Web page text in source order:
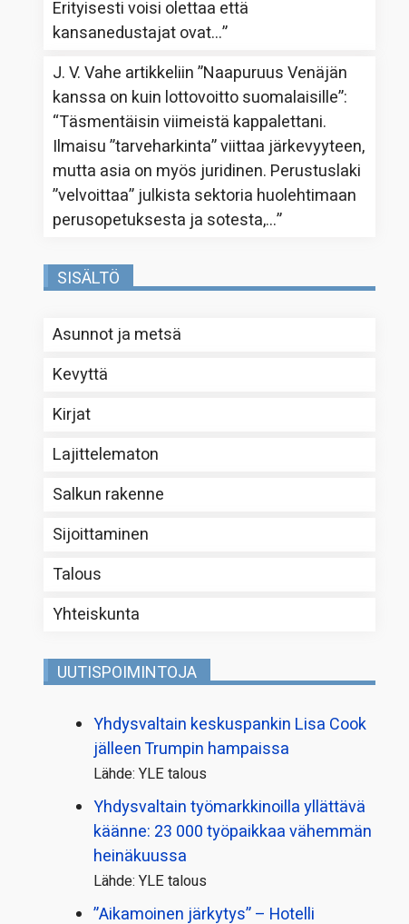
Erityisesti voisi olettaa että
kansanedustajat ovat…”
J. V. Vahe artikkeliin”Naapuruus Venäjän
kanssa on kuin lottovoitto suomalaisille”:
“Täsmentäisin viimeistä kappalettani.
Ilmaisu ”tarveharkinta” viittaa järkevyyteen,
mutta asia on myös juridinen. Perustuslaki
”velvoittaa” julkista sektoria huolehtimaan
perusopetuksesta ja sotesta,…”
SISÄLTÖ
Asunnot ja metsä
Kevyttä
Kirjat
Lajittelematon
Salkun rakenne
Sijoittaminen
Talous
Yhteiskunta
UUTISPOIMINTOJA
Yhdysvaltain keskuspankin Lisa Cook
jälleen Trumpin hampaissa
Lähde: YLE talous
Yhdysvaltain työmarkkinoilla yllättävä
käänne: 23 000 työpaikkaa vähemmän
heinäkuussa
Lähde: YLE talous
”Aikamoinen järkytys” – Hotelli